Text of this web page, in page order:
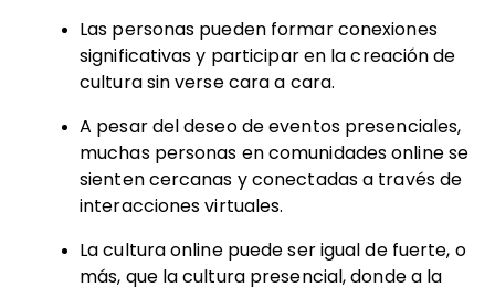
Las personas pueden formar conexiones
significativas y participar en la creación de
cultura sin verse cara a cara.
A pesar del deseo de eventos presenciales,
muchas personas en comunidades online se
sienten cercanas y conectadas a través de
interacciones virtuales.
La cultura online puede ser igual de fuerte, o
más, que la cultura presencial, donde a la